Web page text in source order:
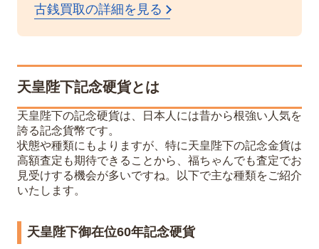
古銭買取の詳細を見る
天皇陛下記念硬貨とは
天皇陛下の記念硬貨は、日本人には昔から根強い人気を
誇る記念貨幣です。
状態や種類にもよりますが、特に天皇陛下の記念金貨は
高額査定も期待できることから、福ちゃんでも査定でお
見受けする機会が多いですね。以下で主な種類をご紹介
いたします。
天皇陛下御在位60年記念硬貨